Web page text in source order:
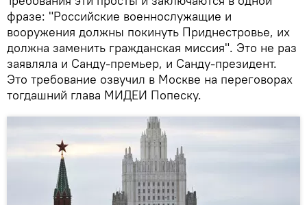
фразе: "Российские военнослужащие и
вооружения должны покинуть Приднестровье, их
должна заменить гражданская миссия". Это не раз
заявляла и Санду-премьер, и Санду-президент.
Это требование озвучил в Москве на переговорах
тогдашний глава МИДЕИ Попеску.